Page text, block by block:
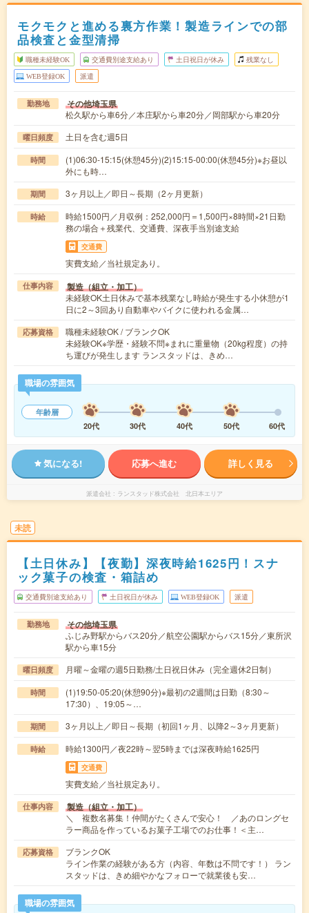
モクモクと進める裏方作業！製造ラインでの部
品検査と金型清掃
職種未経験OK 交通費別途支給あり 土日祝日が休み 残業なし
WEB登録OK 派遣
勤務地 その他埼玉県
松久駅から車6分／本庄駅から車20分／岡部駅から車20分
曜日頻度 土日を含む週5日
時間
(1)06:30-15:15(休憩45分)(2)15:15-00:00(休憩45分)※お昼以
外にも時…
期間 3ヶ月以上／即日～長期（2ヶ月更新）
時給
時給1500円／月収例：252,000円＝1,500円×8時間×21日勤
務の場合＋残業代、交通費、深夜手当別途支給
交通費
実費支給／当社規定あり。
仕事内容 製造（組立・加工）
未経験OK土日休みで基本残業なし時給が発生する小休憩が1
日に2～3回あり自動車やバイクに使われる金属…
応募資格
職種未経験OK / ブランクOK
未経験OK※学歴・経験不問※まれに重量物（20kg程度）の持
ち運びが発生します ランスタッドは、きめ…
職場の雰囲気
年齢層
20代
30代 40代 50代 60代
気になる! 応募へ進む 詳しく見る
派遣会社 ランスタッド株式会社 北日本エリア
未読
【土日休み】【夜勤】深夜時給1625円！スナ
ック菓子の検査・箱詰め
交通費別途支給あり 土日祝日が休み WEB登録OK 派遣
勤務地 その他埼玉県
ふじみ野駅からバス20分／航空公園駅からバス15分／東所沢
駅から車15分
曜日頻度 月曜～金曜の週5日勤務/土日祝日休み（完全週休2日制）
時間
(1)19:50-05:20(休憩90分)※最初の2週間は日勤（8:30～
17:30）、19:05～…
期間 3ヶ月以上／即日～長期（初回1ヶ月、以降2～3ヶ月更新）
時給 時給1300円／夜22時～翌5時までは深夜時給1625円
交通費
実費支給／当社規定あり。
仕事内容 製造（組立・加工）
＼ 複数名募集！仲間がたくさんで安心！ ／あのロングセ
ラー商品を作っているお菓子工場でのお仕事！＜主…
応募資格
ブランクOK
ライン作業の経験がある方（内容、年数は不問です！） ラン
スタッドは、きめ細やかなフォローで就業後も安…
職場の雰囲気